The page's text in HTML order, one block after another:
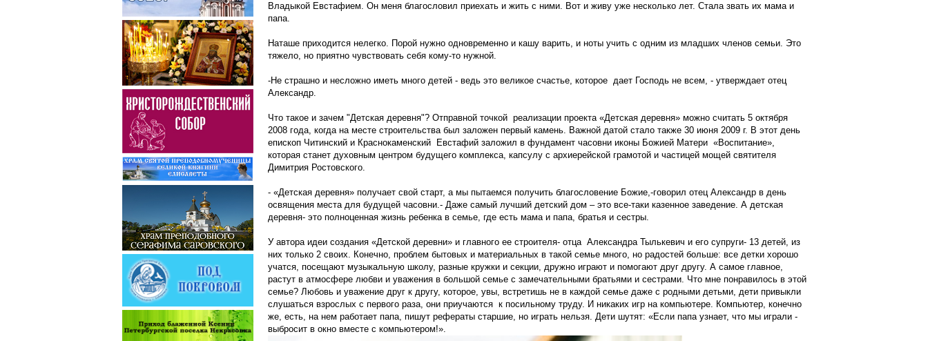
Владыкой Евстафием. Он меня благословил приехать и жить с ними. Вот и живу уже несколько лет. Стала звать их мама и
папа.
Наташе приходится нелегко. Порой нужно одновременно и кашу варить, и ноты учить с одним из младших членов семьи. Это
тяжело, но приятно чувствовать себя кому-то нужной.
-Не страшно и несложно иметь много детей - ведь это великое счастье, которое дает Господь не всем, - утверждает отец
Александр.
Что такое и зачем "Детская деревня"? Отправной точкой реализации проекта «Детская деревня» можно считать 5 октября
2008 года, когда на месте строительства был заложен первый камень. Важной датой стало также 30 июня 2009 г. В этот день
епископ Читинский и Краснокаменский Евстафий заложил в фундамент часовни иконы Божией Матери «Воспитание»,
которая станет духовным центром будущего комплекса, капсулу с архиерейской грамотой и частицей мощей святителя
Димитрия Ростовского.
- «Детская деревня» получает свой старт, а мы пытаемся получить благословение Божие,-говорил отец Александр в день
освящения места для будущей часовни.- Даже самый лучший детский дом – это все-таки казенное заведение. А детская
деревня- это полноценная жизнь ребенка в семье, где есть мама и папа, братья и сестры.
У автора идеи создания «Детской деревни» и главного ее строителя- отца Александра Тылькевич и его супруги- 13 детей, из
них только 2 своих. Конечно, проблем бытовых и материальных в такой семье много, но радостей больше: все детки хорошо
учатся, посещают музыкальную школу, разные кружки и секции, дружно играют и помогают друг другу. А самое главное,
растут в атмосфере любви и уважения в большой семье с замечательными братьями и сестрами. Что мне понравилось в этой
семье? Любовь и уважение друг к другу, которое, увы, встретишь не в каждой семье даже с родными детьми, дети привыкли
слушаться взрослых с первого раза, они приучаются к посильному труду. И никаких игр на компьютере. Компьютер, конечно
же, есть, на нем работает папа, пишут рефераты старшие, но играть нельзя. Дети шутят: «Если папа узнает, что мы играли -
выбросит в окно вместе с компьютером!».